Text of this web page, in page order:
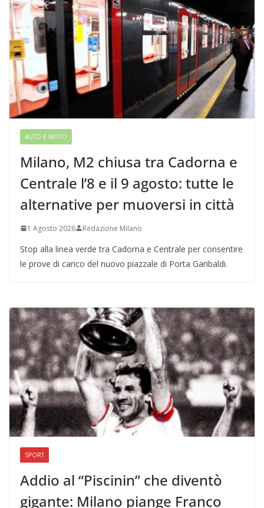
AUTO E MOTO
Milano, M2 chiusa tra Cadorna e
Centrale l’8 e il 9 agosto: tutte le
alternative per muoversi in città
1 Agosto 2026 Redazione Milano
Stop alla linea verde tra Cadorna e Centrale per consentire
le prove di carico del nuovo piazzale di Porta Garibaldi.
SPORT
Addio al “Piscinin” che diventò
gigante: Milano piange Franco